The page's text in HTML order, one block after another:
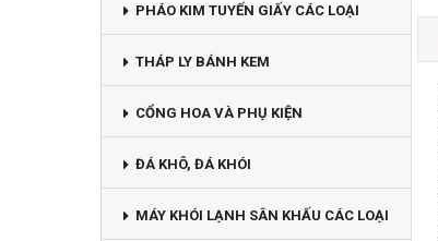
PHÁO KIM TUYẾN GIẤY CÁC LOẠI
THÁP LY BÁNH KEM
CỔNG HOA VÀ PHỤ KIỆN
ĐÁ KHÔ, ĐÁ KHÓI
MÁY KHÓI LẠNH SÂN KHẤU CÁC LOẠI